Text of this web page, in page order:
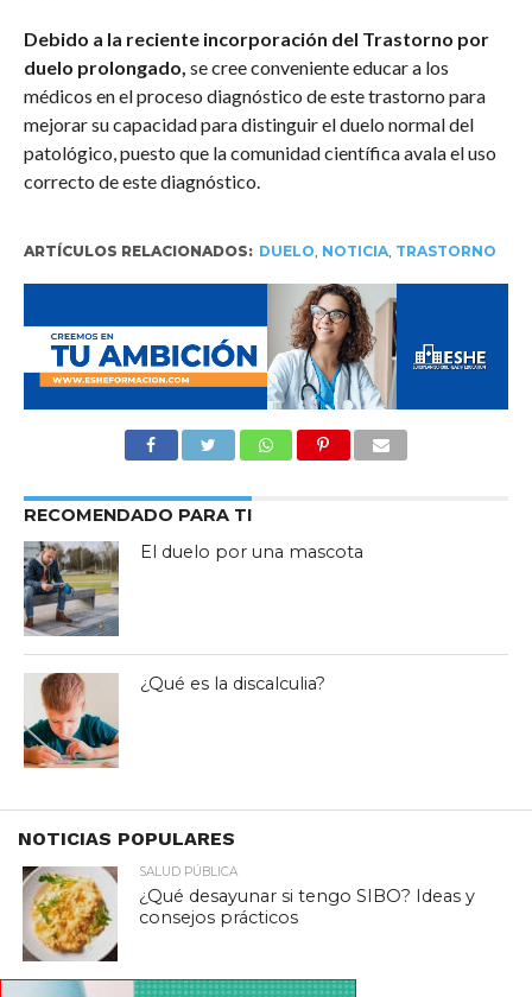
Debido a la reciente incorporación del Trastorno por
duelo prolongado, se cree conveniente educar a los
médicos en el proceso diagnóstico de este trastorno para
mejorar su capacidad para distinguir el duelo normal del
patológico, puesto que la comunidad científica avala el uso
correcto de este diagnóstico.
ARTÍCULOS RELACIONADOS: DUELO, NOTICIA, TRASTORNO
RECOMENDADO PARA TI
El duelo por una mascota
¿Qué es la discalculia?
NOTICIAS POPULARES
SALUD PÚBLICA
¿Qué desayunar si tengo SIBO? Ideas y
consejos prácticos